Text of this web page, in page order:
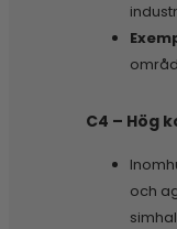
C4 – Hög
och